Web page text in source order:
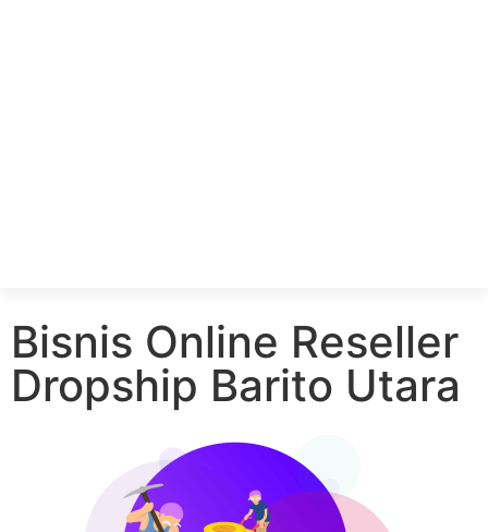
Bisnis Online Reseller
Dropship Barito Utara